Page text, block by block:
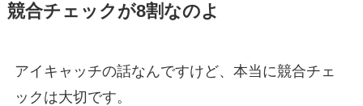
競合チェックが8割なのよ
アイキャッチの話なんですけど、本当に競合チェ
ックは大切です。